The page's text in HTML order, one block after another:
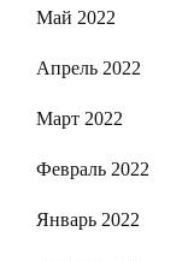
Май 2022
Апрель 2022
Март 2022
Февраль 2022
Январь 2022